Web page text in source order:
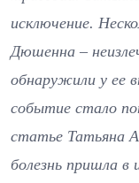
исключение.
Дюшенна –
обнаружили у ее
событие стало
статье Татьяна
болезнь пришла